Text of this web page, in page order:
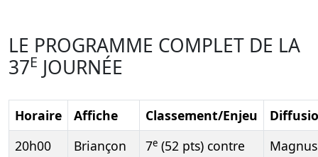
LE PROGRAMME COMPLET DE LA
37E JOURNÉE
Horaire Affiche Classement/Enjeu
20h00
Briançon
7e (52 pts) contre